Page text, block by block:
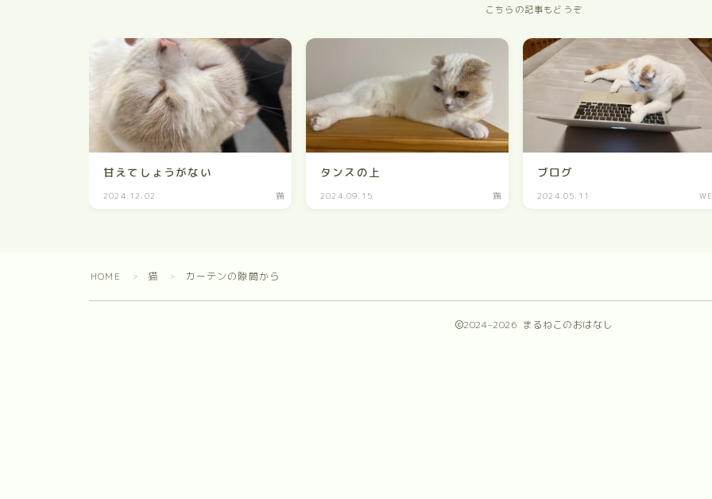
こちらの記事もどうぞ
甘えてしょうがない
2024.12.02 猫
タンスの上
2024.09.15 猫
ブログ
2024.05.11
HOME ＞ 猫 ＞ カーテンの隙間から
2024–2026 まるねこのおはなし